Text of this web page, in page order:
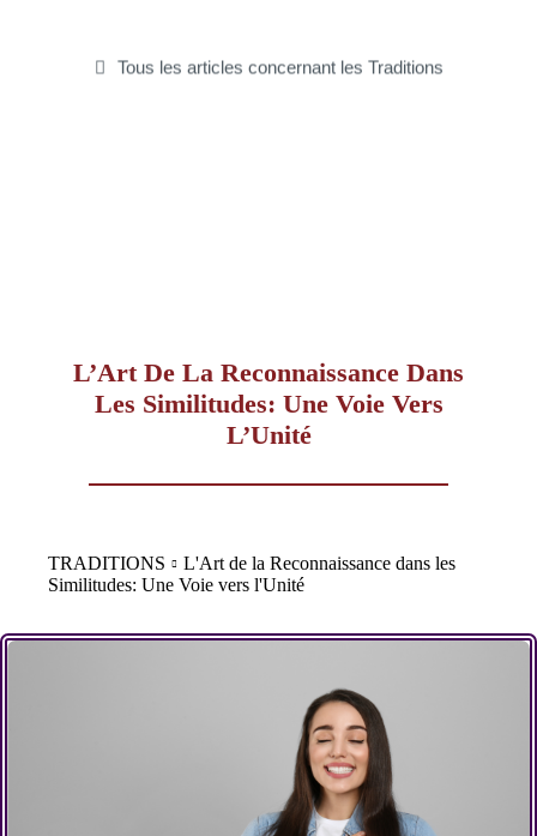
Tous les articles concernant les Traditions
L’Art De La Reconnaissance Dans
Les Similitudes: Une Voie Vers
L’Unité
TRADITIONS
L'Art de la Reconnaissance dans les
Similitudes: Une Voie vers l'Unité